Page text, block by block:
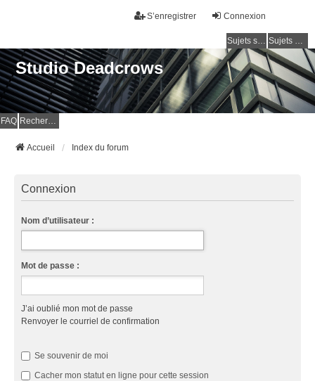
Connexion
S’enregistrer
Sujets sans réponse Sujets actifs
Studio Deadcrows
FAQ Rechercher
Accueil Index du forum
Connexion
Nom d’utilisateur :
Mot de passe :
J’ai oublié mon mot de passe
Renvoyer le courriel de confirmation
Se souvenir de moi
Cacher mon statut en ligne pour cette session